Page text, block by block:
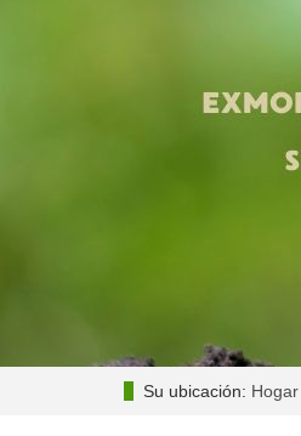
Su ubicación: Hogar